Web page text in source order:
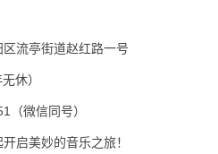
流亭街道赵红路一号
休）
（微信同号）
启美妙的音乐之旅！